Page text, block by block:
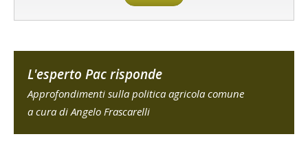
L'esperto Pac risponde
Approfondimenti sulla politica agricola comune
a cura di Angelo Frascarelli